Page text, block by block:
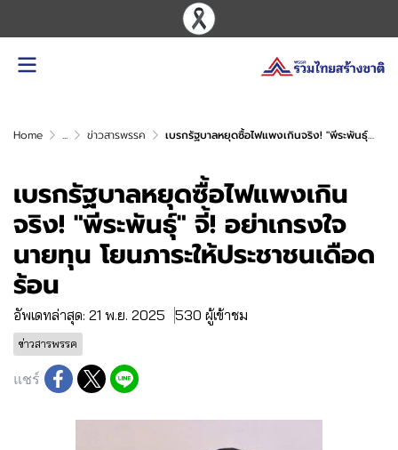
Home ... ข่าวสารพรรค เบรกรัฐบาลหยุดซื้อไฟแพงเกินจริง! "พีระพันธุ์" จี้! อย่าเกรงใจนายทุน โยนภาระให้ประชาชนเดือดร้อน
เบรกรัฐบาลหยุดซื้อไฟแพงเกิน
จริง! "พีระพันธุ์" จี้! อย่าเกรงใจ
นายทุน โยนภาระให้ประชาชนเดือด
ร้อน
อัพเดทล่าสุด: 21 พ.ย. 2025 530 ผู้เข้าชม
ข่าวสารพรรค
แชร์